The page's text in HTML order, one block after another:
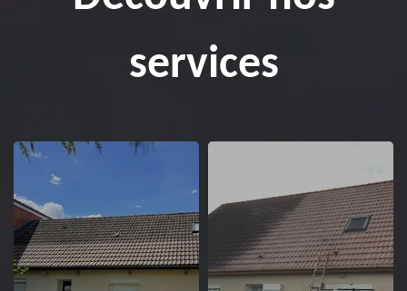
services